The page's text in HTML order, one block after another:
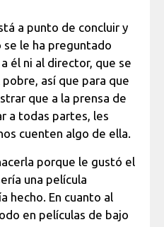
a punto de concluir y
se le ha preguntado
él ni al director, que se
así que para que
que a la prensa de
a todas partes, les
cuenten algo de ella.
porque le gustó el
una película
hecho. En cuanto al
en películas de bajo